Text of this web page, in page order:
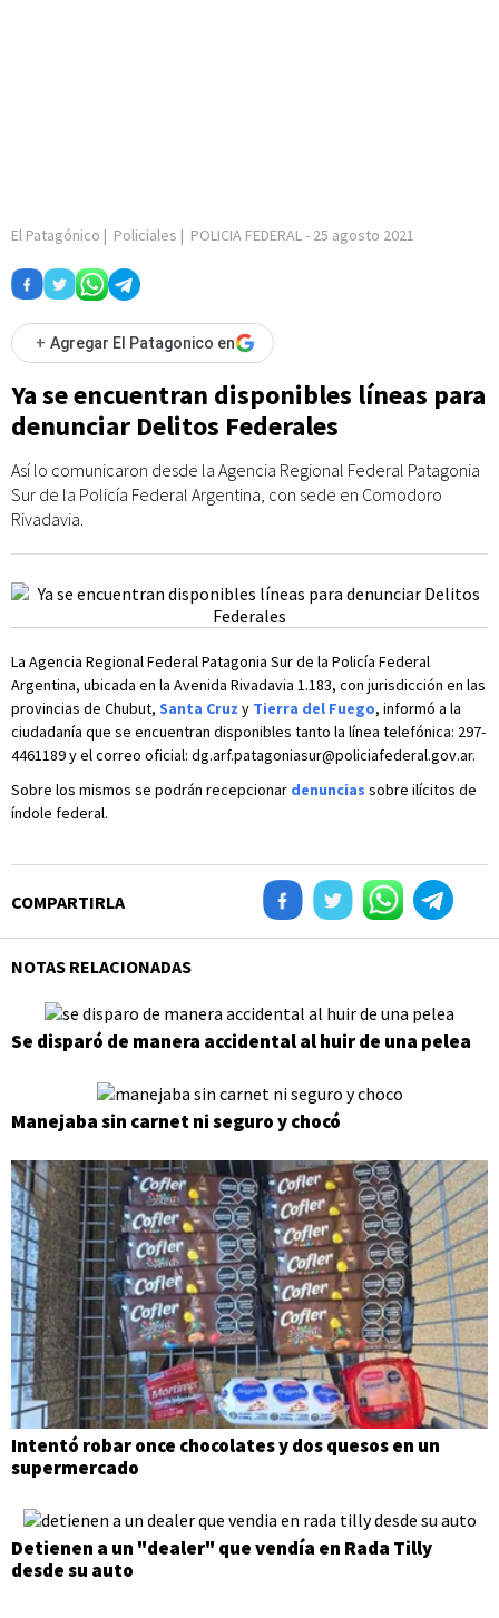
El Patagónico | Policiales | POLICIA FEDERAL- 25 agosto 2021
+ Agregar El Patagonico en
Ya se encuentran disponibles líneas para
denunciar Delitos Federales
Así lo comunicaron desde la Agencia Regional Federal Patagonia
Sur de la Policía Federal Argentina, con sede en Comodoro
Rivadavia.
La Agencia Regional Federal Patagonia Sur de la Policía Federal
Argentina, ubicada en la Avenida Rivadavia 1.183, con jurisdicción en las
provincias de Chubut, Santa Cruz y Tierra del Fuego, informó a la
ciudadanía que se encuentran disponibles tanto la línea telefónica: 297-
4461189 y el correo oficial: dg.arf.patagoniasur@policiafederal.gov.ar.
Sobre los mismos se podrán recepcionar denuncias sobre ilícitos de
índole federal.
COMPARTIRLA
NOTAS RELACIONADAS
Se disparó de manera accidental al huir de una pelea
Manejaba sin carnet ni seguro y chocó
Intentó robar once chocolates y dos quesos en un
supermercado
Detienen a un "dealer" que vendía en Rada Tilly
desde su auto